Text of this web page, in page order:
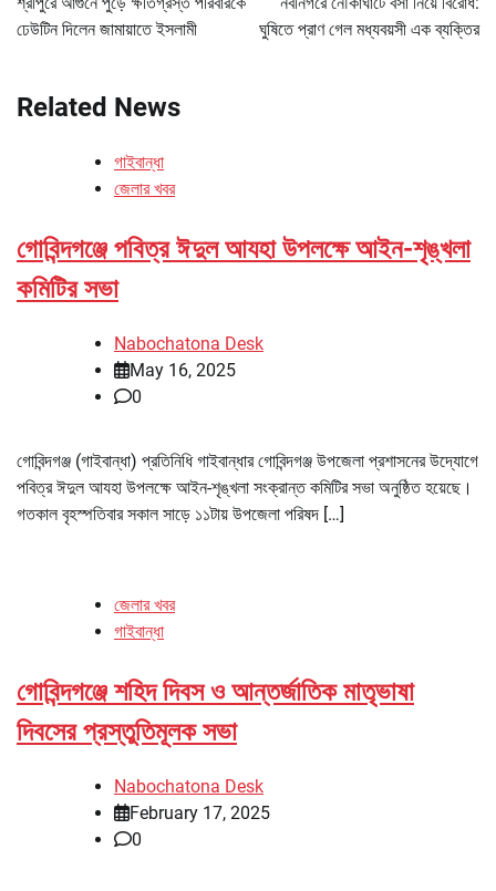
ঢেউটিন দিলেন জামায়াতে ইসলামী
ঘুষিতে প্রাণ গেল মধ্যবয়সী এক ব্যক্তির
Related News
গাইবান্ধা
জেলার খবর
গোবিন্দগঞ্জে পবিত্র ঈদুল আযহা উপলক্ষে আইন-শৃঙ্খলা
কমিটির সভা
Nabochatona Desk
May 16, 2025
0
গোবিন্দগঞ্জ (গাইবান্ধা) প্রতিনিধি গাইবান্ধার গোবিন্দগঞ্জ উপজেলা প্রশাসনের উদ্যোগে
পবিত্র ঈদুল আযহা উপলক্ষে আইন-শৃঙ্খলা সংক্রান্ত কমিটির সভা অনুষ্ঠিত হয়েছে।
গতকাল বৃহস্পতিবার সকাল সাড়ে ১১টায় উপজেলা পরিষদ […]
জেলার খবর
গাইবান্ধা
গোবিন্দগঞ্জে শহিদ দিবস ও আন্তর্জাতিক মাতৃভাষা
দিবসের প্রস্তুতিমূলক সভা
Nabochatona Desk
February 17, 2025
0